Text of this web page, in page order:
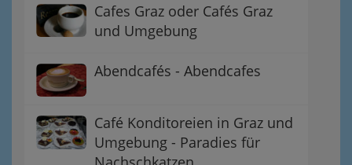
Cafes Graz oder Cafés Graz
und Umgebung
Abendcafés - Abendcafes
Café Konditoreien in Graz und
Umgebung - Paradies für